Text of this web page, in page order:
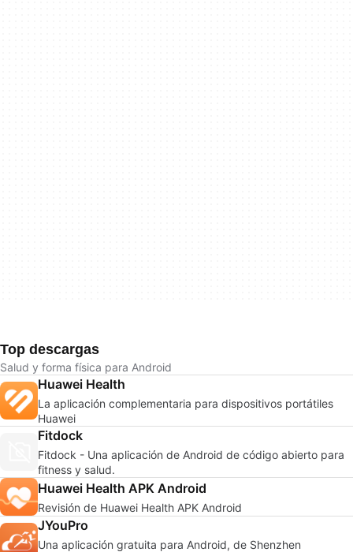
Top descargas
Salud y forma física para Android
Huawei Health
La aplicación complementaria para dispositivos portátiles
Huawei
Fitdock
Fitdock - Una aplicación de Android de código abierto para
fitness y salud.
Huawei Health APK Android
Revisión de Huawei Health APK Android
JYouPro
Una aplicación gratuita para Android, de Shenzhen